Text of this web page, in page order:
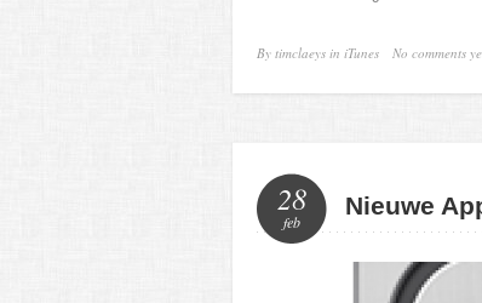
By timclaeys in iTunes No comments
28
feb
Nieuwe